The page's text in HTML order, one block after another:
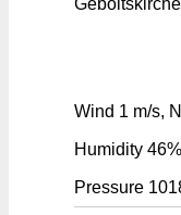
Wind 1 m/s,
Humidity 46%
Pressure